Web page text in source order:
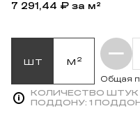
7 291,44 ₽ за м²
шт м²
Общая
КОЛИЧЕСТВО ШТУК
ПОДДОНУ: 1